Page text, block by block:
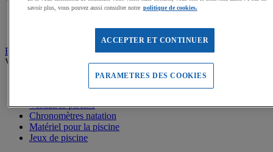
Aquabike, vélos elliptiques, tapis de course aquatique
Equipement piscine, jeux aquatiques
Voir tous les produits
Vestiaires piscine
Chronomètres natation
Matériel pour la piscine
Jeux de piscine
savoir plus, vous pouvez aussi consulter notre politique de cookies.
ACCEPTER ET CONTINUER
PARAMETRES DES COOKIES